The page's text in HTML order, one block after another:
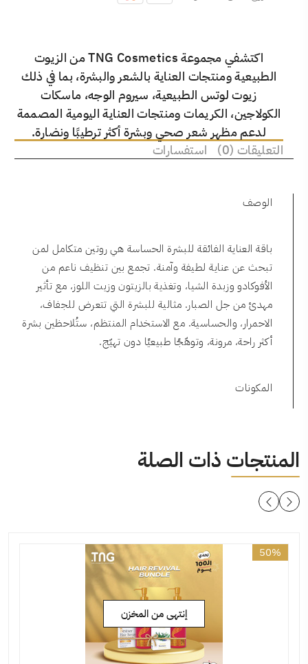
اكتشفي مجموعة TNG Cosmetics من الزيوت
الطبيعية ومنتجات العناية بالشعر والبشرة، بما في ذلك
زيوت لوتس الطبيعية، سيروم الوجه، ماسكات
الكولاجين، الكريمات ومنتجات العناية اليومية المصممة
لدعم مظهر شعر صحي وبشرة أكثر ترطيبًا ونضارة.
التعليقات (0)
استفسارات
الوصف
باقة العناية الفائقة للبشرة الحساسة هي روتين متكامل لمن
تبحث عن عناية لطيفة وآمنة. تجمع بين تنظيف ناعم من
الأفوكادو وزبدة الشيا، وتغذية بالزيتون وزيت اللوز، مع تأثير
مهدئ من جل الصبار. مثالية للبشرة التي تتعرض للجفاف،
الاحمرار، والحساسية. مع الاستخدام المنتظم، ستُلاحظين بشرة
أكثر راحة، مرونة، وتوهّجًا طبيعيًا دون تهيّج.
المكونات
المنتجات ذات الصلة
جديد
50%
إنتهى من المخزن